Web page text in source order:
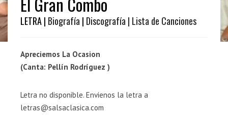
LETRA | Biografía | Discografía | Lista de Canciones
Apreciemos La Ocasion
(Canta: Pellín Rodríguez )
Letra no disponible. Envienos la letra a
letras@salsaclasica.com